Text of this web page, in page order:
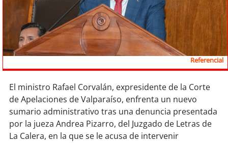
Sostenibilidad
soychile
soyiquique
soycalama
soyantofagasta
Referencial
El ministro Rafael Corvalán, expresidente de la Corte
de Apelaciones de Valparaíso, enfrenta un nuevo
sumario administrativo tras una denuncia presentada
por la jueza Andrea Pizarro, del Juzgado de Letras de
La Calera, en la que se le acusa de intervenir